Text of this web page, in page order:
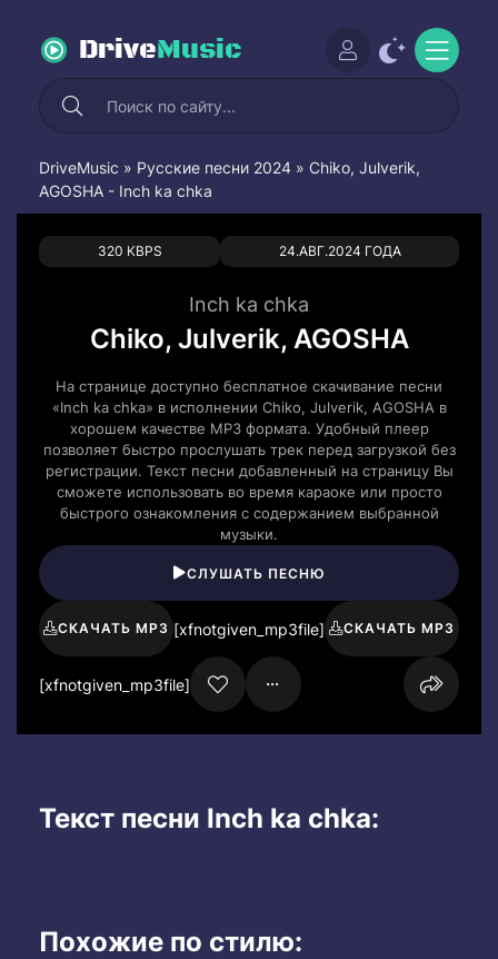
DriveMusic
DriveMusic » Русские песни 2024 » Chiko, Julverik,
AGOSHA - Inch ka chka
320 KBPS 24.АВГ.2024 ГОДА
0 0
Inch ka chka
Chiko, Julverik, AGOSHA
На странице доступно бесплатное скачивание песни
«Inch ka chka» в исполнении Chiko, Julverik, AGOSHA в
хорошем качестве MP3 формата. Удобный плеер
позволяет быстро прослушать трек перед загрузкой без
регистрации. Текст песни добавленный на страницу Вы
сможете использовать во время караоке или просто
быстрого ознакомления с содержанием выбранной
музыки.
СЛУШАТЬ ПЕСНЮ
СКАЧАТЬ MP3 [xfnotgiven_mp3file] СКАЧАТЬ MP3
[xfnotgiven_mp3file]
Текст песни Inch ka chka:
Похожие по стилю: